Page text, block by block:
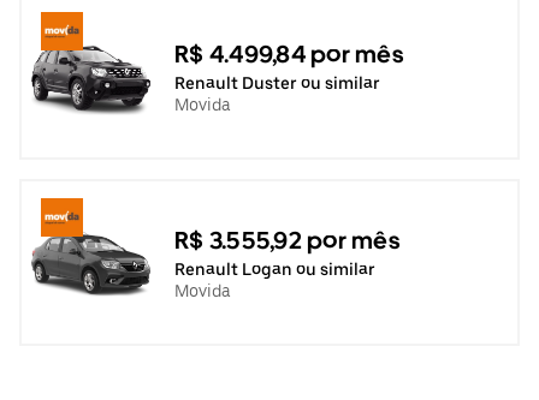
R$ 4.499,84 por mês
Renault Duster ou similar
Movida
R$ 3.555,92 por mês
Renault Logan ou similar
Movida